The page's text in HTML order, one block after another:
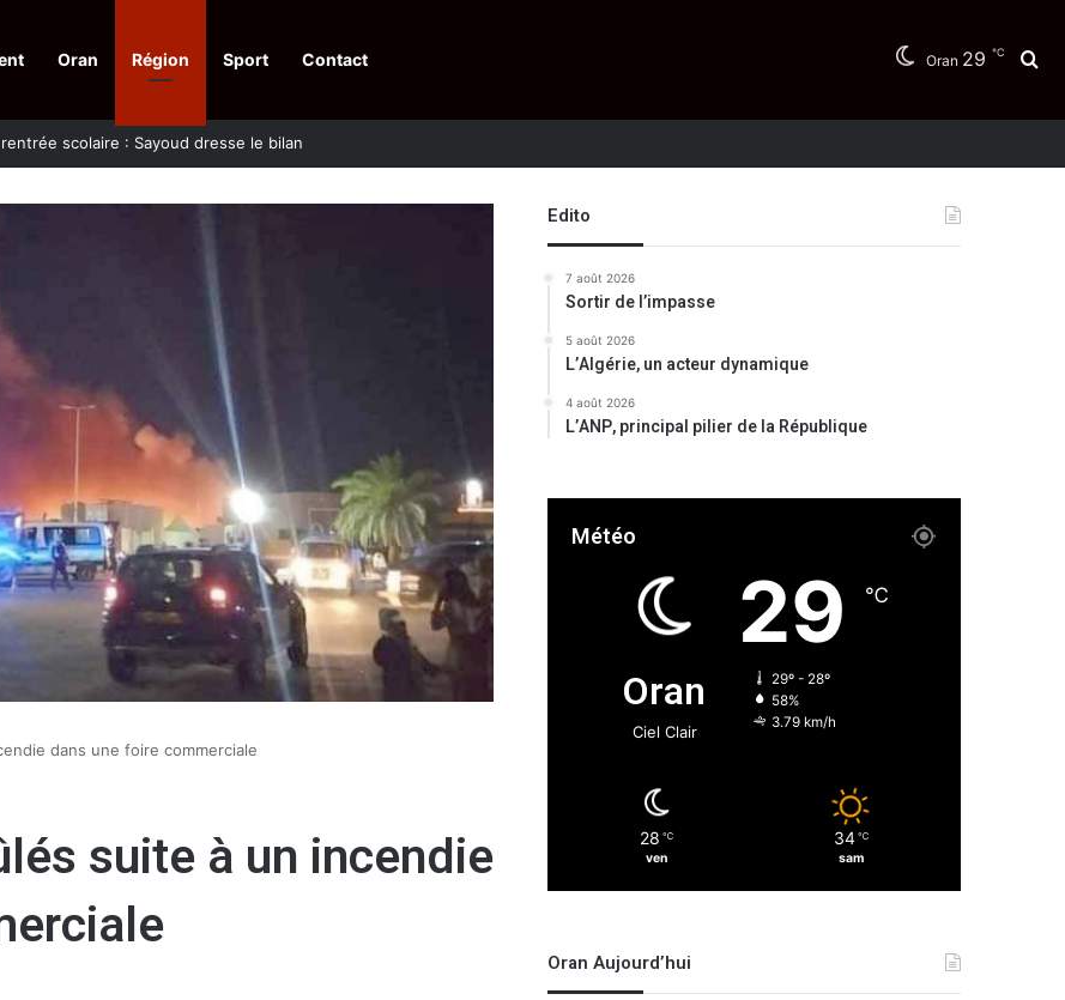
Oran Région Sport Contact Oran 29 ℃
aux dénonciateurs de trafiquants
dans une foire commerciale
suite à un incendie
Edito
7 août 2026
Sortir de l’impasse
5 août 2026
L’Algérie, un acteur dynamique
4 août 2026
L’ANP, principal pilier de la République
Météo
Oran
Ciel Clair
29 ℃
29º - 28º
58%
3.79 km/h
28 ℃
ven
34 ℃
sam
Oran Aujourd’hui